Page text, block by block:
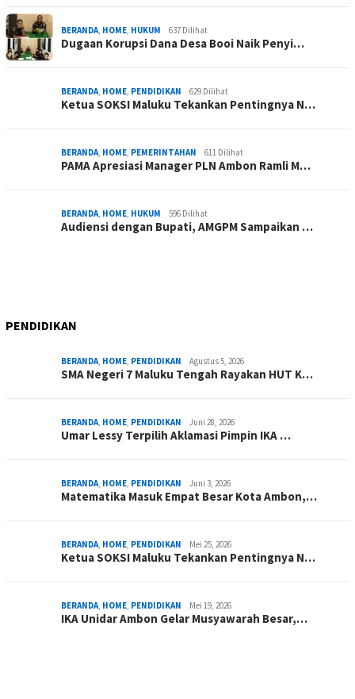
BERANDA, HOME, HUKUM 637 Dilihat
Dugaan Korupsi Dana Desa Booi Naik Penyi…
BERANDA, HOME, PENDIDIKAN 629 Dilihat
Ketua SOKSI Maluku Tekankan Pentingnya N…
BERANDA, HOME, PEMERINTAHAN 611 Dilihat
PAMA Apresiasi Manager PLN Ambon Ramli M…
BERANDA, HOME, HUKUM 596 Dilihat
Audiensi dengan Bupati, AMGPM Sampaikan …
PENDIDIKAN
BERANDA, HOME, PENDIDIKAN Agustus 5, 2026
SMA Negeri 7 Maluku Tengah Rayakan HUT K…
BERANDA, HOME, PENDIDIKAN Juni 28, 2026
Umar Lessy Terpilih Aklamasi Pimpin IKA …
BERANDA, HOME, PENDIDIKAN Juni 3, 2026
Matematika Masuk Empat Besar Kota Ambon,…
BERANDA, HOME, PENDIDIKAN Mei 25, 2026
Ketua SOKSI Maluku Tekankan Pentingnya N…
BERANDA, HOME, PENDIDIKAN Mei 19, 2026
IKA Unidar Ambon Gelar Musyawarah Besar,…